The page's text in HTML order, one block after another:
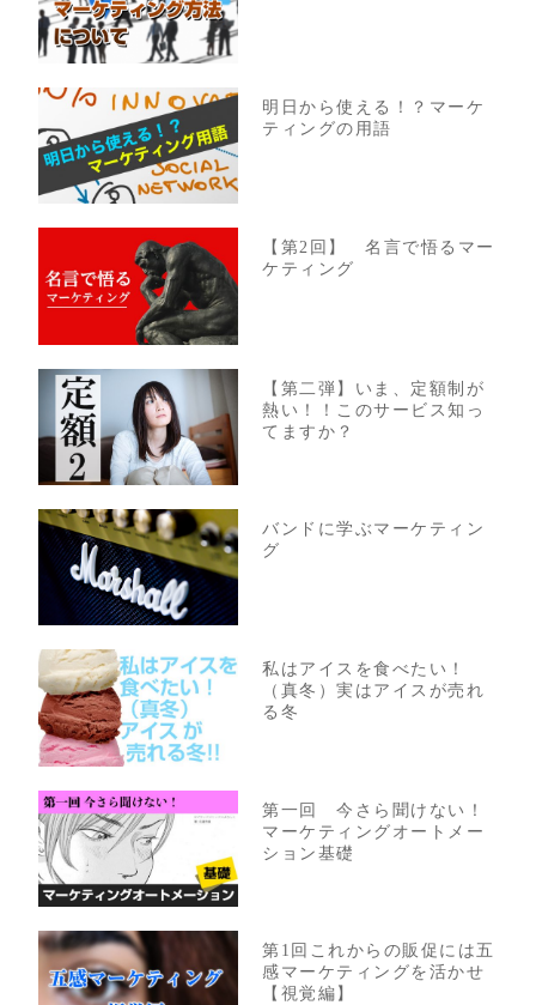
明日から使える！？マーケ
ティングの用語
【第2回】 名言で悟るマー
ケティング
【第二弾】いま、定額制が
熱い！！このサービス知っ
てますか？
バンドに学ぶマーケティン
グ
私はアイスを食べたい！
（真冬）実はアイスが売れ
る冬
第一回 今さら聞けない！
マーケティングオートメー
ション基礎
第1回これからの販促には五
感マーケティングを活かせ
【視覚編】